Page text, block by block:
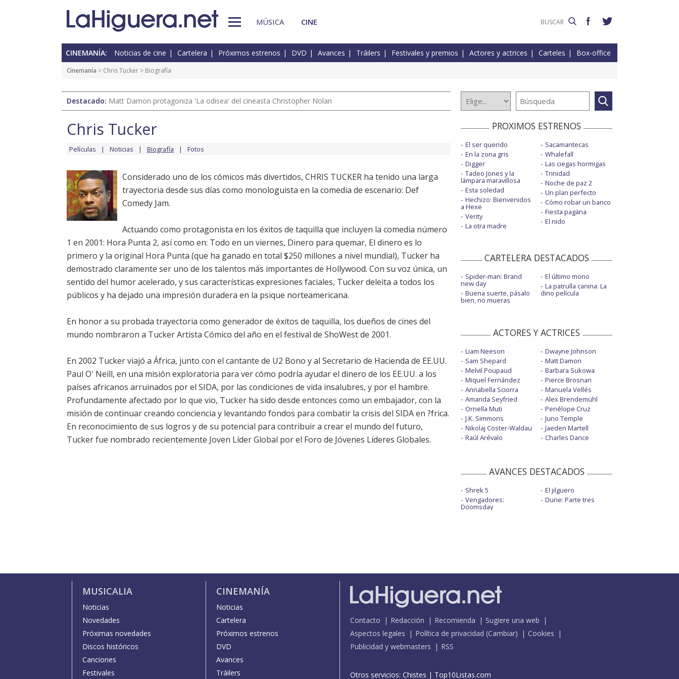
MÚSICA CINE
CINEMANÍA: Noticias de cine Cartelera Próximos estrenos DVD Avances Tráilers Festivales y premios Actores y actrices Carteles Box-office
Cinemanía > Chris Tucker > Biografía
Destacado: Matt Damon protagoniza 'La odisea' del cineasta Christopher Nolan
Chris Tucker
Películas Noticias Biografía Fotos
Considerado uno de los cómicos más divertidos, CHRIS TUCKER ha tenido una larga
trayectoria desde sus días como monologuista en la comedia de escenario: Def
Comedy Jam.
Actuando como protagonista en los éxitos de taquilla que incluyen la comedia número
1 en 2001: Hora Punta 2, así como en: Todo en un viernes, Dinero para quemar, El dinero es lo
primero y la original Hora Punta (que ha ganado en total $250 millones a nivel mundial), Tucker ha
demostrado claramente ser uno de los talentos más importantes de Hollywood. Con su voz única, un
sentido del humor acelerado, y sus características expresiones faciales, Tucker deleita a todos los
públicos y ha dejado una impresión duradera en la psique norteamericana.
En honor a su probada trayectoria como generador de éxitos de taquilla, los dueños de cines del
mundo nombraron a Tucker Artista Cómico del año en el festival de ShoWest de 2001.
En 2002 Tucker viajó a África, junto con el cantante de U2 Bono y al Secretario de Hacienda de EE.UU.
Paul O' Neill, en una misión exploratoria para ver cómo podría ayudar el dinero de los EE.UU. a los
países africanos arruinados por el SIDA, por las condiciones de vida insalubres, y por el hambre.
Profundamente afectado por lo que vio, Tucker ha sido desde entonces como un embajador, con la
misión de continuar creando conciencia y levantando fondos para combatir la crisis del SIDA en ?frica.
En reconocimiento de sus logros y de su potencial para contribuir a crear el mundo del futuro,
Tucker fue nombrado recientemente Joven Líder Global por el Foro de Jóvenes Líderes Globales.
PROXIMOS ESTRENOS
El ser querido
En la zona gris
Digger
Tadeo Jones y la
lámpara maravillosa
Esta soledad
Hechizo: Bienvenidos
a Hexe
Verity
La otra madre
Sacamantecas
Whalefall
Las ciegas hormigas
Trinidad
Noche de paz 2
Un plan perfecto
Cómo robar un banco
Fiesta pagäna
El nido
CARTELERA DESTACADOS
Spider-man: Brand
new day
Buena suerte, pásalo
bien, no mueras
El último mono
La patrulla canina: La
dino película
ACTORES Y ACTRICES
Liam Neeson
Sam Shepard
Melvil Poupaud
Miquel Fernández
Annabella Sciorra
Amanda Seyfried
Ornella Muti
J.K. Simmons
Nikolaj Coster-Waldau
Raúl Arévalo
Dwayne Johnson
Matt Damon
Barbara Sukowa
Pierce Brosnan
Manuela Vellés
Alex Brendemühl
Penélope Cruz
Juno Temple
Jaeden Martell
Charles Dance
AVANCES DESTACADOS
Shrek 5
Vengadores:
Doomsday
El jilguero
Dune: Parte tres
MUSICALIA
Noticias
Novedades
Próximas novedades
Discos históricos
Canciones
Festivales
CINEMANÍA
Noticias
Cartelera
Próximos estrenos
DVD
Avances
Tráilers
Contacto Redacción Recomienda
Sugiere una web
Aspectos legales
Política de privacidad (Cambiar)
Cookies
Publicidad y webmasters
RSS
Otros servicios: Chistes | Top10Listas.com